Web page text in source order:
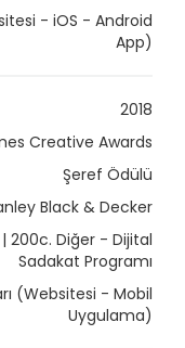
- iOS - Android
App)
2018
Creative Awards
Şeref Ödülü
Black & Decker
200c. Diğer - Dijital
Sadakat Programı
(Websitesi - Mobil
Uygulama)